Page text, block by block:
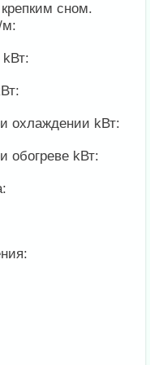
сном.
м:
kВт:
охлаждении kВт:
обогреве kВт: